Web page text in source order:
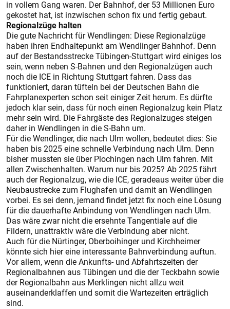
in vollem Gang waren. Der Bahnhof, der 53 Millionen Euro
gekostet hat, ist inzwischen schon fix und fertig gebaut.
Regionalzüge halten
Die gute Nachricht für Wendlingen: Diese Regionalzüge
haben ihren Endhaltepunkt am Wendlinger Bahnhof. Denn
auf der Bestandsstrecke Tübingen-Stuttgart wird einiges los
sein, wenn neben S-Bahnen und den Regionalzügen auch
noch die ICE in Richtung Stuttgart fahren. Dass das
funktioniert, daran tüfteln bei der Deutschen Bahn die
Fahrplanexperten schon seit einiger Zeit herum. Es dürfte
jedoch klar sein, dass für noch einen Regionalzug kein Platz
mehr sein wird. Die Fahrgäste des Regionalzuges steigen
daher in Wendlingen in die S-Bahn um.
Für die Wendlinger, die nach Ulm wollen, bedeutet dies: Sie
haben bis 2025 eine schnelle Verbindung nach Ulm. Denn
bisher mussten sie über Plochingen nach Ulm fahren. Mit
allen Zwischenhalten. Warum nur bis 2025? Ab 2025 fährt
auch der Regionalzug, wie die ICE, geradeaus weiter über die
Neubaustrecke zum Flughafen und damit an Wendlingen
vorbei. Es sei denn, jemand findet jetzt fix noch eine Lösung
für die dauerhafte Anbindung von Wendlingen nach Ulm.
Das wäre zwar nicht die ersehnte Tangentiale auf die
Fildern, unattraktiv wäre die Verbindung aber nicht.
Auch für die Nürtinger, Oberboihinger und Kirchheimer
könnte sich hier eine interessante Bahnverbindung auftun.
Vor allem, wenn die Ankunfts- und Abfahrtszeiten der
Regionalbahnen aus Tübingen und die der Teckbahn sowie
der Regionalbahn aus Merklingen nicht allzu weit
auseinanderklaffen und somit die Wartezeiten erträglich
sind.